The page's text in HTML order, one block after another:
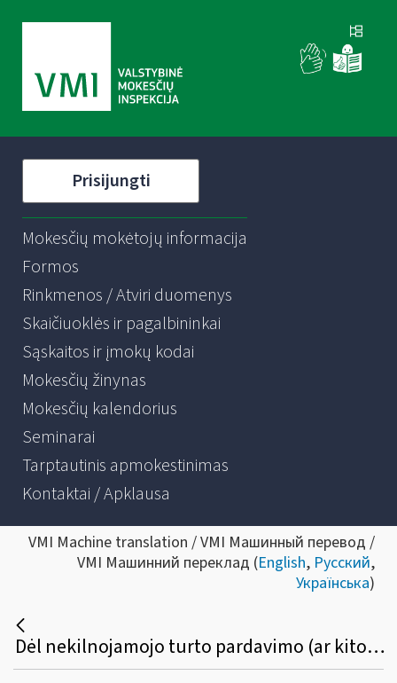
Prisijungti
Mokesčių mokėtojų informacija
Formos
Rinkmenos / Atviri duomenys
Skaičiuoklės ir pagalbininkai
Sąskaitos ir įmokų kodai
Mokesčių žinynas
Mokesčių kalendorius
Seminarai
Tarptautinis apmokestinimas
Kontaktai / Apklausa
VMI Machine translation / VMI Машинный перевод /
VMI Машинний переклад (English, Русский,
Українська)
Dėl nekilnojamojo turto pardavimo (ar kitokio perleidimo) pajamų, gautų 2022 metais, apskaičiavimo, deklaravimo ir pajamų mokesčio sumokėjimo